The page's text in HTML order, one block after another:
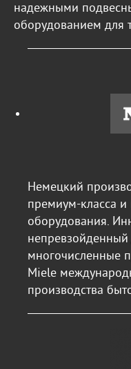
надежными
оборудованием для
Немецкий
премиум-класса
оборудования.
многочисленные
Miele
производства